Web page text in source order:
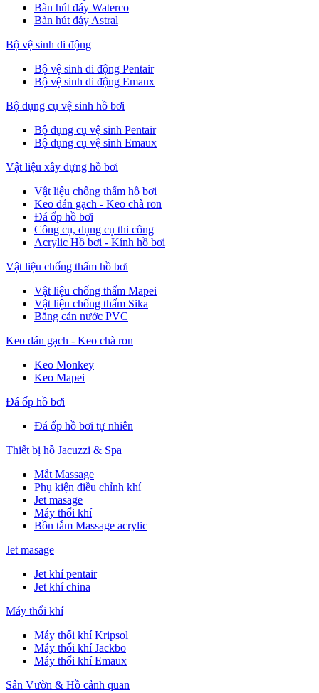
Bàn hút đáy Waterco
Bàn hút đáy Astral
Bộ vệ sinh di động
Bộ vệ sinh di động Pentair
Bộ vệ sinh di động Emaux
Bộ dụng cụ vệ sinh hồ bơi
Bộ dụng cụ vệ sinh Pentair
Bộ dụng cụ vệ sinh Emaux
Vật liệu xây dựng hồ bơi
Vật liệu chống thấm hồ bơi
Keo dán gạch - Keo chà ron
Đá ốp hồ bơi
Công cụ, dụng cụ thi công
Acrylic Hồ bơi - Kính hồ bơi
Vật liệu chống thấm hồ bơi
Vật liệu chống thấm Mapei
Vật liệu chống thấm Sika
Băng cản nước PVC
Keo dán gạch - Keo chà ron
Keo Monkey
Keo Mapei
Đá ốp hồ bơi
Đá ốp hồ bơi tự nhiên
Thiết bị hồ Jacuzzi & Spa
Mắt Massage
Phụ kiện điều chỉnh khí
Jet masage
Máy thổi khí
Bồn tắm Massage acrylic
Jet masage
Jet khí pentair
Jet khí china
Máy thổi khí
Máy thổi khí Kripsol
Máy thổi khí Jackbo
Máy thổi khí Emaux
Sân Vườn & Hồ cảnh quan